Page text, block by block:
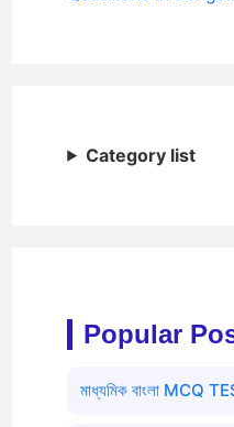
Category list
Popular
মাধ্যমিক বাংলা MCQ